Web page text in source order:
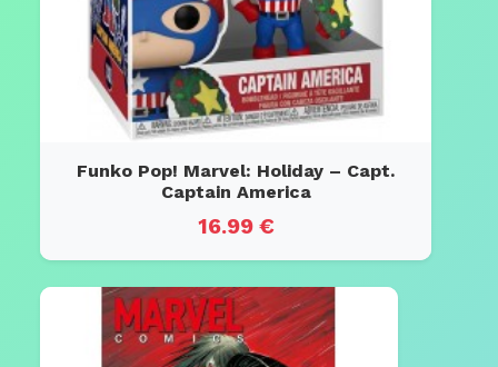
Funko Pop! Marvel: Holiday – Capt.
Captain America
16.99 €